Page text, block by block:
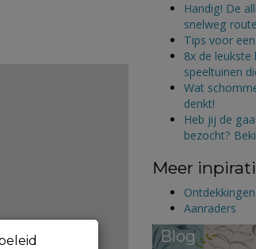
Handig! De
snelweg
Tips voor
8x de leukste
speeltuinen
Wat
denkt!
Heb jij de
bezocht?
Meer
Aanraders
Blog